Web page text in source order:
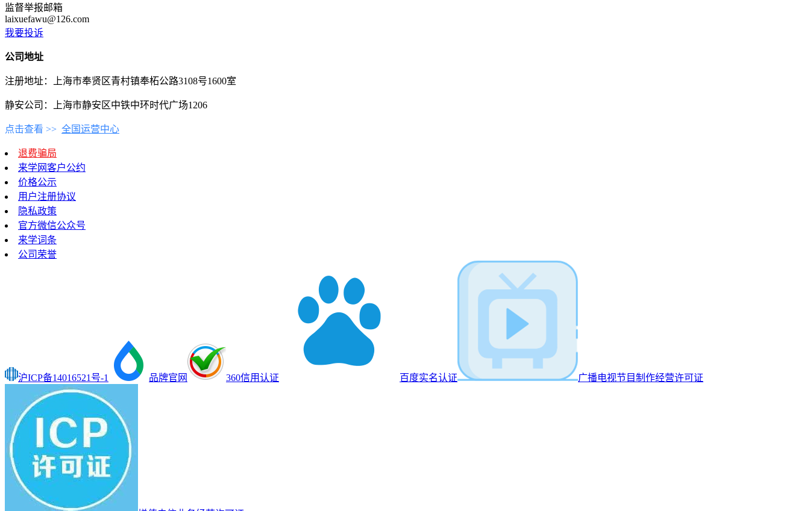
监督举报邮箱
laixuefawu@126.com
我要投诉
公司地址
注册地址：上海市奉贤区青村镇奉柘公路3108号1600室
静安公司：上海市静安区中铁中环时代广场1206
点击查看 >> 全国运营中心
退费骗局
来学网客户公约
价格公示
用户注册协议
隐私政策
官方微信公众号
来学词条
公司荣誉
沪ICP备14016521号-1 品牌官网 360信用认证 百度实名认证 广播电视节目制作经营许可证